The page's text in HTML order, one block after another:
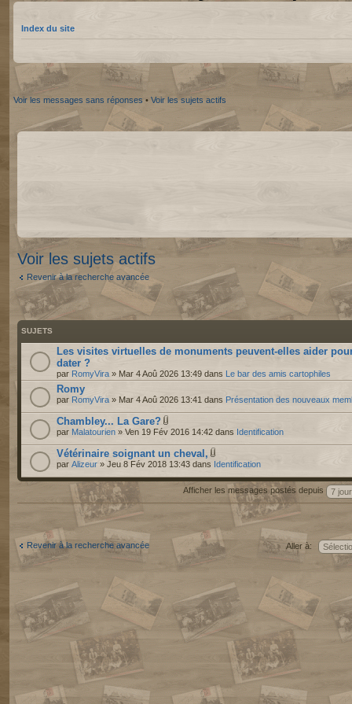
Index du site
Voir les messages sans réponses • Voir les sujets actifs
Voir les sujets actifs
Revenir à la recherche avancée
SUJETS
Les visites virtuelles de monuments peuvent-elles aider
dater ?
par RomyVira » Mar 4 Aoû 2026 13:49 dans Le bar des amis cartophiles
Romy
par RomyVira » Mar 4 Aoû 2026 13:41 dans Présentation des nouveaux
Chambley... La Gare?
par Malatourien » Ven 19 Fév 2016 14:42 dans Identification
Vétérinaire soignant un cheval,
par Alizeur » Jeu 8 Fév 2018 13:43 dans Identification
Afficher les messages postés depuis
Revenir à la recherche avancée Aller à: